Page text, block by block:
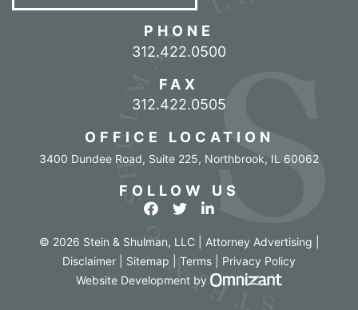
PHONE
Call our office
312.422.0500
FAX
312.422.0505
OFFICE LOCATION
3400 Dundee Road, Suite 225, Northbrook, IL 60062
FOLLOW US
View our profile on Facebook
View our feed on Twitter
View our firm profile
© 2026 Stein & Shulman, LLC | Attorney Advertising |
Disclaimer
Sitemap Terms
Privacy Policy
Website Development by Omnizant -